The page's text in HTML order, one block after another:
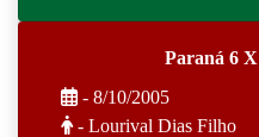
Paraná 6
- 8/10/2005
- Lourival Dias Filho